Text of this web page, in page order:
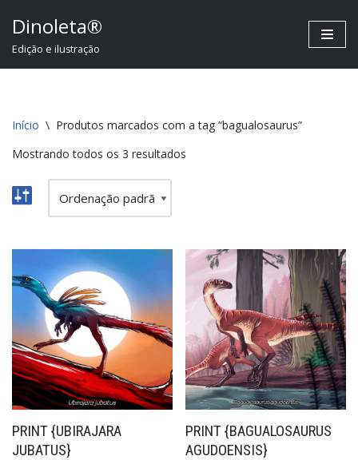
Pular
Dinoleta®
Edição e ilustração
Início \ Produtos marcados com a tag “bagualosaurus”
Mostrando todos os 3 resultados
PRINT {UBIRAJARA
JUBATUS}
PRINT {BAGUALOSAURUS
AGUDOENSIS}